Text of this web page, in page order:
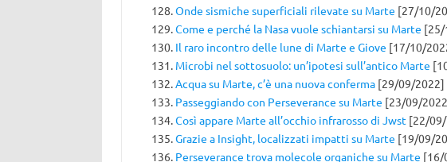
Onde sismiche superficiali rilevate su Marte [27/10/
Come e perché la Nasa vuole schiantarsi su Marte [25/
Il raro incontro delle lune di Marte e Giove [17/10/
Microbi nel sottosuolo: un’ipotesi sull’antico Marte
Acqua su Marte, c’è una nuova conferma[29/09/2022]
Passeggiando con Perseverance su Marte [23/09/
Così appare Marte all’occhio infrarosso di Jwst [22/
Grazie a Insight, localizzati impatti su Marte [19/09/
Perseverance trova molecole organiche su Marte [16/